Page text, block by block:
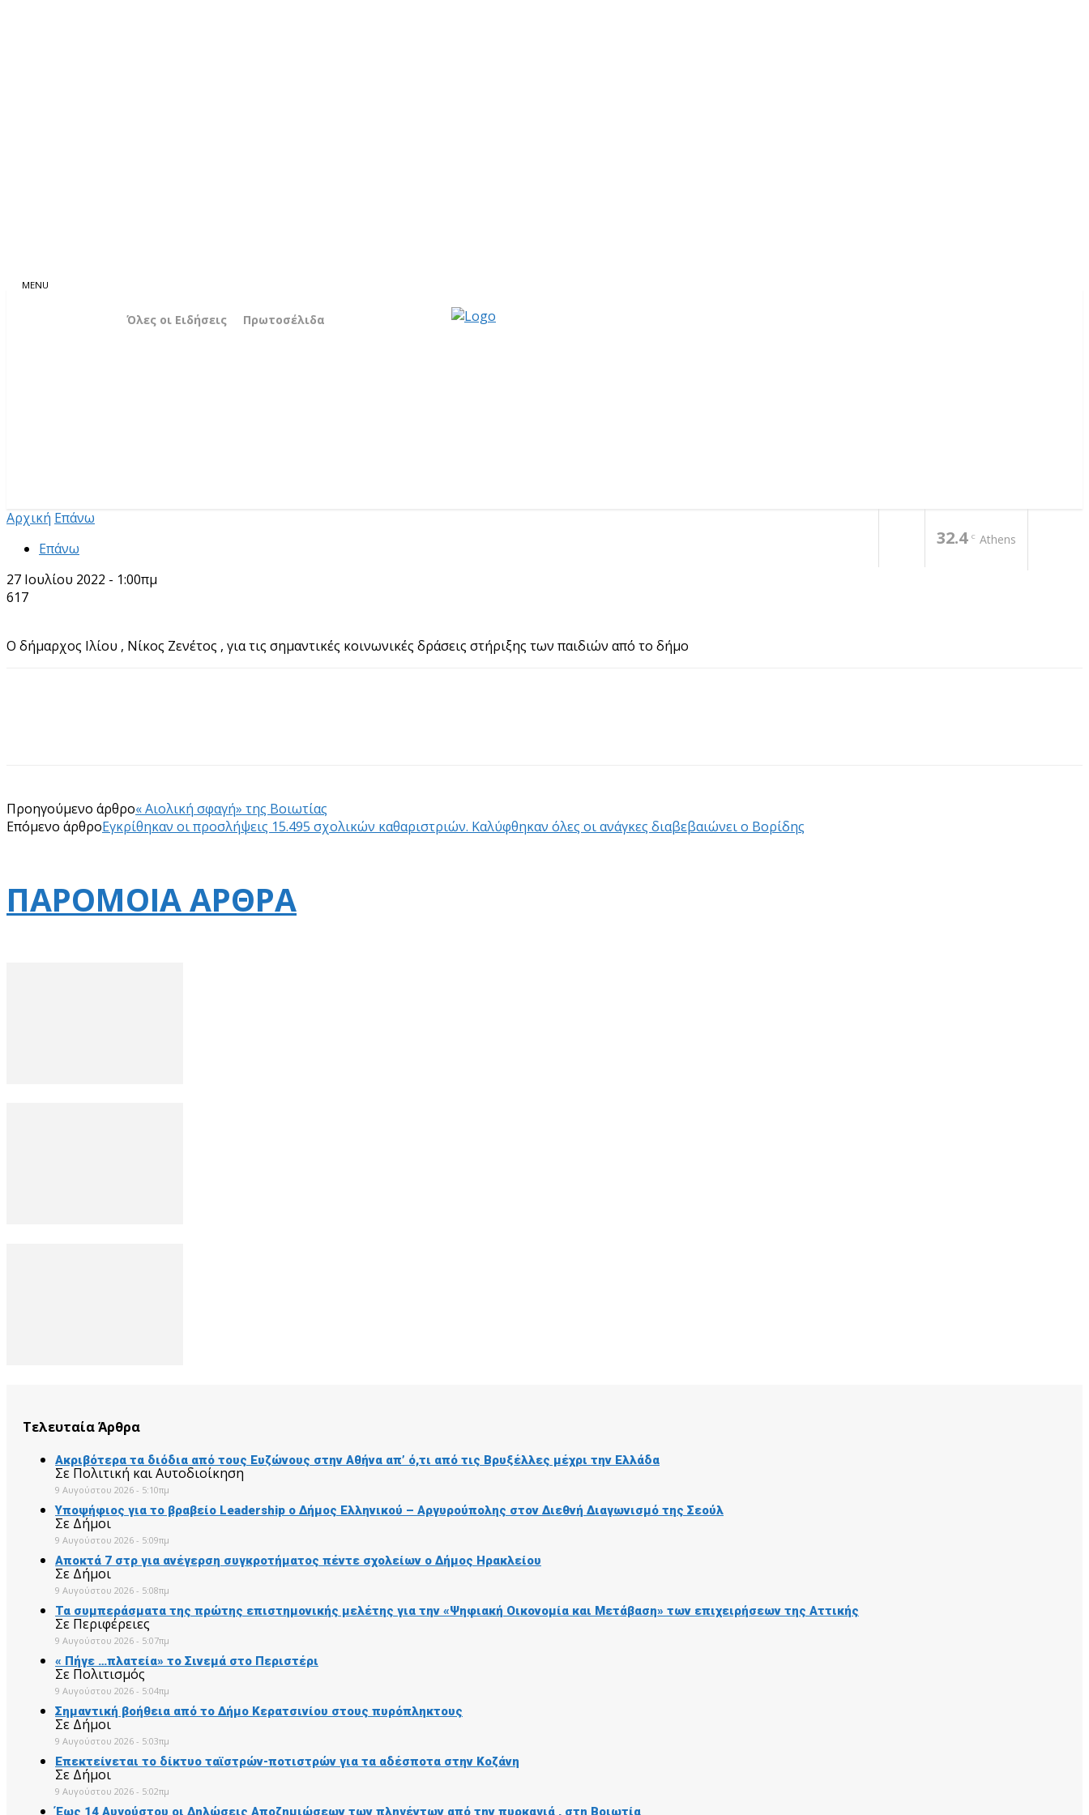
Όλες οι Ειδήσεις Πρωτοσέλιδα
32.4 C Athens
Αρχική Επάνω
Επάνω
27 Ιουλίου 2022 - 1:00πμ
617
Ο δήμαρχος Ιλίου , Νίκος Ζενέτος , για τις σημαντικές κοινωνικές δράσεις στήριξης των παιδιών από το δήμο
Προηγούμενο άρθρο« Αιολική σφαγή» της Βοιωτίας
Επόμενο άρθροΕγκρίθηκαν οι προσλήψεις 15.495 σχολικών καθαριστριών. Καλύφθηκαν όλες οι ανάγκες διαβεβαιώνει ο Βορίδης
ΠΑΡΟΜΟΙΑ ΑΡΘΡΑ
Τελευταία Άρθρα
Ακριβότερα τα διόδια από τους Ευζώνους στην Αθήνα απ’ ό,τι από τις Βρυξέλλες μέχρι την Ελλάδα
Σε Πολιτική και Αυτοδιοίκηση
9 Αυγούστου 2026 - 5:10πμ
Υποψήφιος για το βραβείο Leadership ο Δήμος Ελληνικού – Αργυρούπολης στον Διεθνή Διαγωνισμό της Σεούλ
Σε Δήμοι
9 Αυγούστου 2026 - 5:09πμ
Αποκτά 7 στρ για ανέγερση συγκροτήματος πέντε σχολείων ο Δήμος Ηρακλείου
Σε Δήμοι
9 Αυγούστου 2026 - 5:08πμ
Τα συμπεράσματα της πρώτης επιστημονικής μελέτης για την «Ψηφιακή Οικονομία και Μετάβαση» των επιχειρήσεων της Αττικής
Σε Περιφέρειες
9 Αυγούστου 2026 - 5:07πμ
« Πήγε …πλατεία» το Σινεμά στο Περιστέρι
Σε Πολιτισμός
9 Αυγούστου 2026 - 5:04πμ
Σημαντική βοήθεια από το Δήμο Κερατσινίου στους πυρόπληκτους
Σε Δήμοι
9 Αυγούστου 2026 - 5:03πμ
Επεκτείνεται το δίκτυο ταϊστρών-ποτιστρών για τα αδέσποτα στην Κοζάνη
Σε Δήμοι
9 Αυγούστου 2026 - 5:02πμ